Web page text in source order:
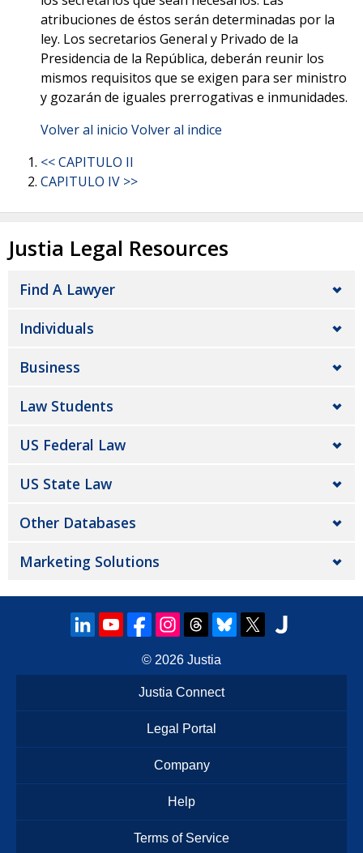
atribuciones de éstos serán determinadas por la
ley. Los secretarios General y Privado de la
Presidencia de la República, deberán reunir los
mismos requisitos que se exigen para ser ministro
y gozarán de iguales prerrogativas e inmunidades.
Volver al inicio Volver al indice
<< CAPITULO II
CAPITULO IV >>
Justia Legal Resources
Find A Lawyer
Individuals
Business
Law Students
US Federal Law
US State Law
Other Databases
Marketing Solutions
© 2026 Justia
Justia Connect
Legal Portal
Company
Help
Terms of Service